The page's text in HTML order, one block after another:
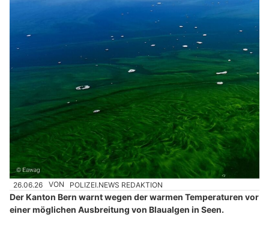
26.06.26 VON POLIZEI.NEWS REDAKTION
Der Kanton Bern warnt wegen der warmen Temperaturen vor
einer möglichen Ausbreitung von Blaualgen in Seen.